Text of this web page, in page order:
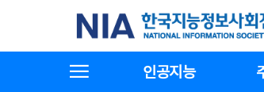
한국지능정보사회진흥원
인공지능